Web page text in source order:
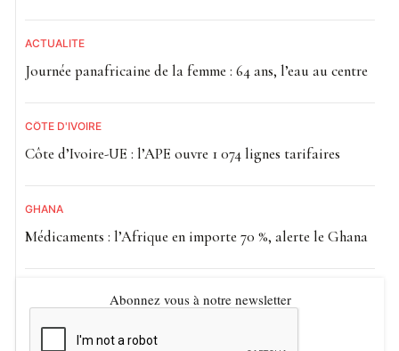
ACTUALITE
Journée panafricaine de la femme : 64 ans, l’eau au centre
CÔTE D'IVOIRE
Côte d’Ivoire-UE : l’APE ouvre 1 074 lignes tarifaires
GHANA
Médicaments : l’Afrique en importe 70 %, alerte le Ghana
Abonnez vous à notre newsletter